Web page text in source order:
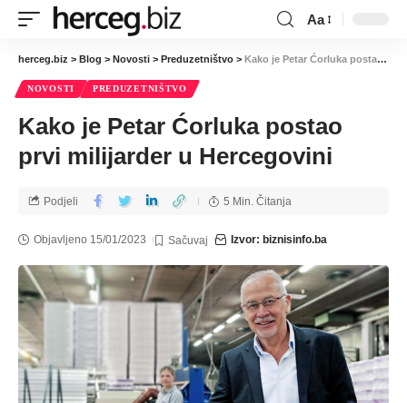
Aa
herceg.biz > Blog > Novosti > Preduzetništvo > Kako je Petar Ćorluka postao prvi milijarder u Hercegovini
NOVOSTI PREDUZETNIŠTVO
Kako je Petar Ćorluka postao
prvi milijarder u Hercegovini
Objavljeno 15/01/2023 Izvor: biznisinfo.ba
Podjeli 5 Min. Čitanja